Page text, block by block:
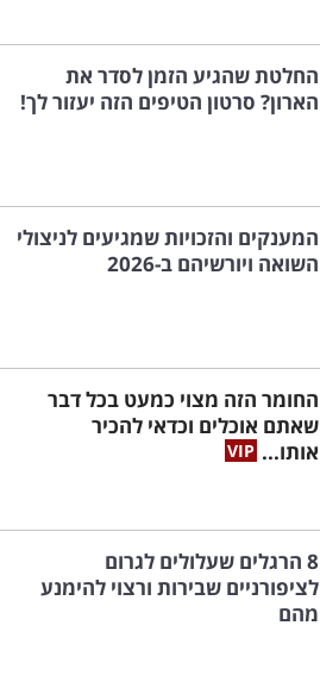
החלטת שהגיע הזמן לסדר את
הארון? סרטון הטיפים הזה יעזור לך!
המענקים והזכויות שמגיעים לניצולי
השואה ויורשיהם ב-2026
החומר הזה מצוי כמעט בכל דבר
שאתם אוכלים וכדאי להכיר
אותו...
8 הרגלים שעלולים לגרום
לציפורניים שבירות ורצוי להימנע
מהם